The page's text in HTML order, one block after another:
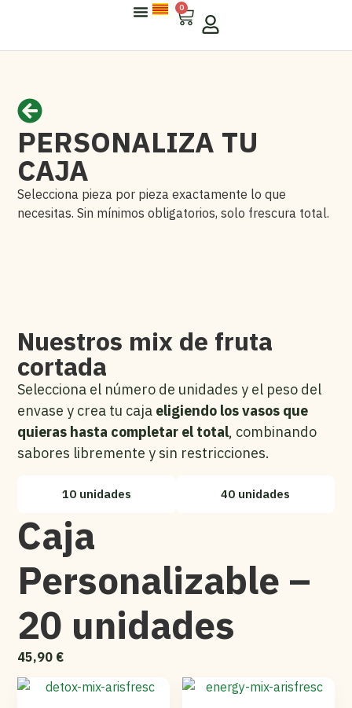
0
PERSONALIZA TU
CAJA
Selecciona pieza por pieza exactamente lo que
necesitas. Sin mínimos obligatorios, solo frescura total.
Nuestros mix de fruta
cortada
Selecciona el número de unidades y el peso del
envase y crea tu caja eligiendo los vasos que
quieras hasta completar el total, combinando
sabores libremente y sin restricciones.
10 unidades 40 unidades
Caja
Personalizable –
20 unidades
45,90 €